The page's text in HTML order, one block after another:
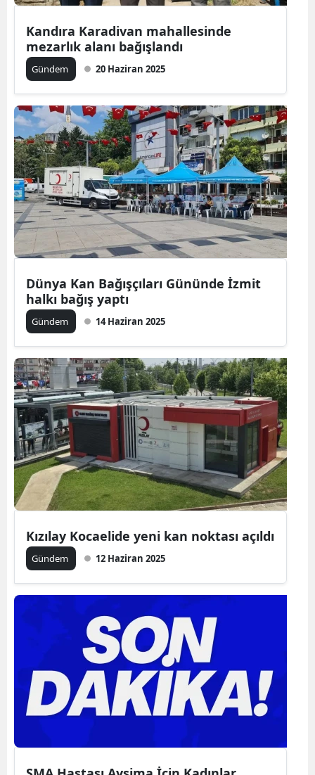
Kandıra Karadivan mahallesinde
mezarlık alanı bağışlandı
Gündem 20 Haziran 2025
Dünya Kan Bağışçıları Gününde İzmit
halkı bağış yaptı
Gündem 14 Haziran 2025
Kızılay Kocaelide yeni kan noktası açıldı
Gündem 12 Haziran 2025